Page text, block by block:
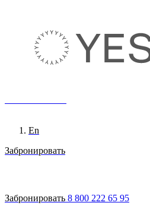
En
Забронировать
Забронировать 8 800 222 65 95